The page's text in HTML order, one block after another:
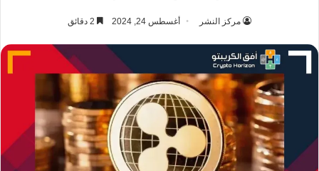
مركز النشر أغسطس 24, 2024